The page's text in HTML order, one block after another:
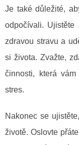
Je také důležité,
odpočívali. Ujistěte
zdravou stravu a
si života. Zvažte,
činnosti, která
stres.
Nakonec se
životě. Oslovte